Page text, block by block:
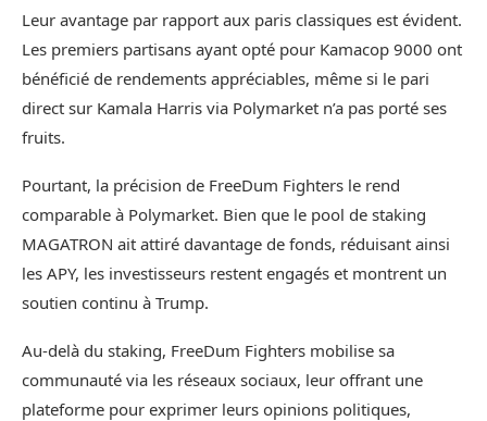
Leur avantage par rapport aux paris classiques est évident.
Les premiers partisans ayant opté pour Kamacop 9000 ont
bénéficié de rendements appréciables, même si le pari
direct sur Kamala Harris via Polymarket n’a pas porté ses
fruits.
Pourtant, la précision de FreeDum Fighters le rend
comparable à Polymarket. Bien que le pool de staking
MAGATRON ait attiré davantage de fonds, réduisant ainsi
les APY, les investisseurs restent engagés et montrent un
soutien continu à Trump.
Au-delà du staking, FreeDum Fighters mobilise sa
communauté via les réseaux sociaux, leur offrant une
plateforme pour exprimer leurs opinions politiques,